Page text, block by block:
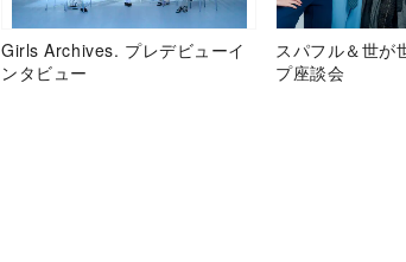
Girls Archives. プレデビューイ
ンタビュー
スパフル＆世が
プ座談会